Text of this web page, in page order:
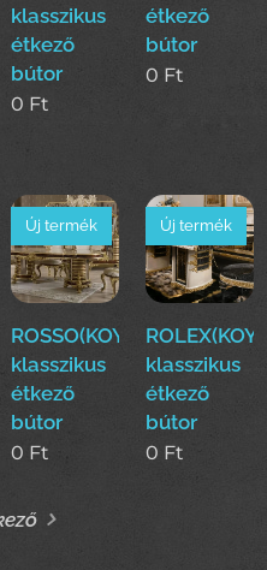
klasszikus
étkező
bútor
0 Ft
étkező
bútor
0 Ft
ROSSO(KOYUN)Luxus
klasszikus
étkező
bútor
Új termék
0 Ft
klasszikus
étkező
bútor
Új termék
0 Ft